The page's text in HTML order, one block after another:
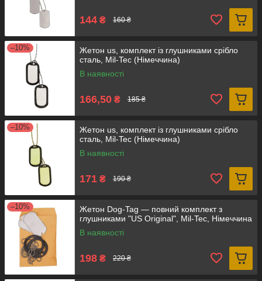
144 ₴ 160 ₴
–10%
Жетон us, комплект із глушниками срібло
сталь, Mil-Tec (Німеччина)
В наявності
166,50 ₴ 185 ₴
–10%
Жетон us, комплект із глушниками срібло
сталь, Mil-Tec (Німеччина)
В наявності
171 ₴ 190 ₴
–10%
Жетон Dog-Tag — повний комплект з
глушниками "US Original", Mil-Tec, Німеччина
В наявності
198 ₴ 220 ₴